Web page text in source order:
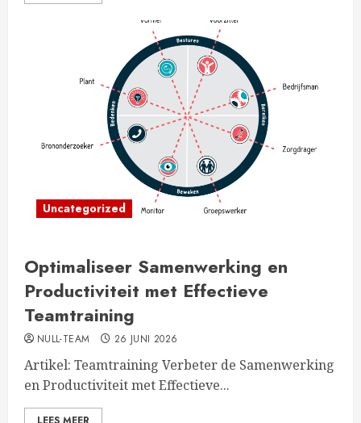
Uncategorized
Optimaliseer Samenwerking en
Productiviteit met Effectieve
Teamtraining
NULL-TEAM 26 JUNI 2026
Artikel: Teamtraining Verbeter de Samenwerking
en Productiviteit met Effectieve...